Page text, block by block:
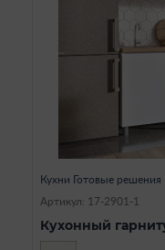
Кухни Готовые решения
Артикул: 17-2901-1
Кухонный